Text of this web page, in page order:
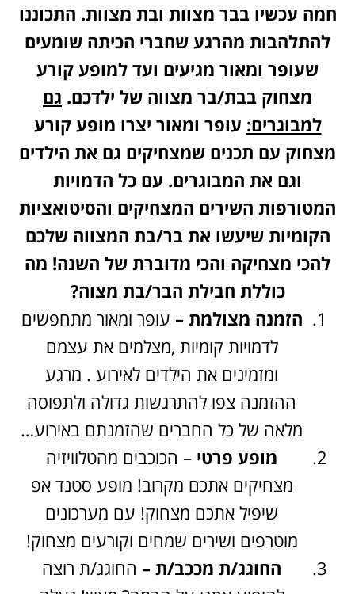
חמה עכשיו בבר מצוות ובת מצוות. התכוננו
להתלהבות מהרגע שחברי הכיתה שומעים
שעופר ומאור מגיעים ועד למופע קורע
מצחוק בבת/בר מצווה של ילדכם. גם
למבוגרים: עופר ומאור יצרו מופע קורע
מצחוק עם תכנים שמצחיקים גם את הילדים
וגם את המבוגרים. עם כל הדמויות
המטורפות השירים המצחיקים והסיטואציות
הקומיות שיעשו את בר/בת המצווה שלכם
להכי מצחיקה והכי מדוברת של השנה! מה
כוללת חבילת הבר/בת מצוה?
הזמנה מצולמת – עופר ומאור מתחפשים
לדמויות קומיות ,מצלמים את עצמם
ומזמינים את הילדים לאירוע . מרגע
ההזמנה צפו להתרגשות גדולה ולתפוסה
מלאה של כל החברים שהזמנתם באירוע…
מופע פרטי – הכוכבים מהטלוויזיה
מצחיקים אתכם מקרוב! מופע סטנד אפ
שיפיל אתכם מצחוק! עם מערכונים
מוטרפים ושירים שמחים וקורעים מצחוק!
החוגג/ת מככב/ת – החוגג/ת רוצה